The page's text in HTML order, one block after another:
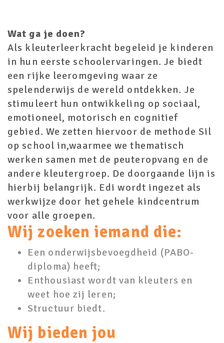
Wat ga je doen?
Als kleuterleerkracht begeleid je kinderen
in hun eerste schoolervaringen. Je biedt
een rijke leeromgeving waar ze
spelenderwijs de wereld ontdekken. Je
stimuleert hun ontwikkeling op sociaal,
emotioneel, motorisch en cognitief
gebied. We zetten hiervoor de methode Sil
op school in,waarmee we thematisch
werken samen met de peuteropvang en de
andere kleutergroep. De doorgaande lijn is
hierbij belangrijk. Edi wordt ingezet als
werkwijze door het gehele kindcentrum
voor alle groepen.
Wij zoeken iemand die:
Een onderwijsbevoegdheid (PABO-
diploma) heeft;
Enthousiast wordt van kleuters en
weet hoe zij leren;
Structuur biedt.
Wij bieden jou